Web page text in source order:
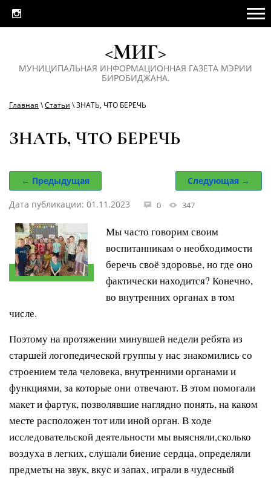
<МИГ>
МУНИЦИПАЛЬНАЯ ИНФОРМАЦИОННАЯ ГАЗЕТА МЭРИИ
БИРОБИДЖАНА.
Главная \Статьи \ ЗНАТЬ, ЧТО БЕРЕЧЬ
ЗНАТЬ, ЧТО БЕРЕЧЬ
← Предыдущая Следующая →
Дата публикации: 01.11.2023 0 347
Мы часто говорим своим
воспитанникам о необходимости
беречь своё здоровье, но где оно
фактически находится? Конечно,
во внутренних органах в том
числе.
Поэтому на протяжении минувшей недели ребята из
старшей логопедической группы у нас знакомились со
строением тела человека, внутренними органами и
функциями, за которые они отвечают. В этом помогали
макет и фартук, позволявшие наглядно понять, на каком
месте расположен тот или иной орган. В ходе
исследовательской деятельности мы выясняли,сколько
воздуха в легких, слушали биение сердца, определяли
предметы на звук, вкус и запах, играли в чудесный